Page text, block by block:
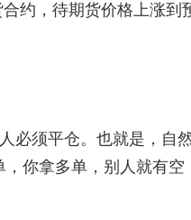
约，待期货价格上涨到
必须平仓。也就是，自
你拿多单，别人就有空